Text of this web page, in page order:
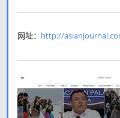
网址： http://